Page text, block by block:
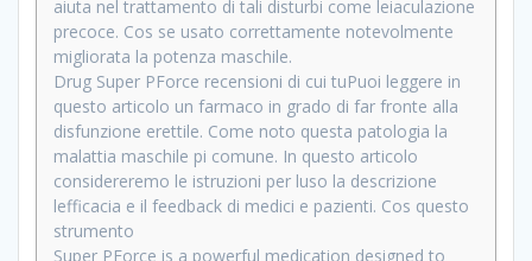
aiuta nel trattamento di tali disturbi come leiaculazione
precoce. Cos se usato correttamente notevolmente
migliorata la potenza maschile.
Drug Super PForce recensioni di cui tuPuoi leggere in
questo articolo un farmaco in grado di far fronte alla
disfunzione erettile. Come noto questa patologia la
malattia maschile pi comune. In questo articolo
considereremo le istruzioni per luso la descrizione
lefficacia e il feedback di medici e pazienti. Cos questo
strumento
Super PForce is a powerful medication designed to